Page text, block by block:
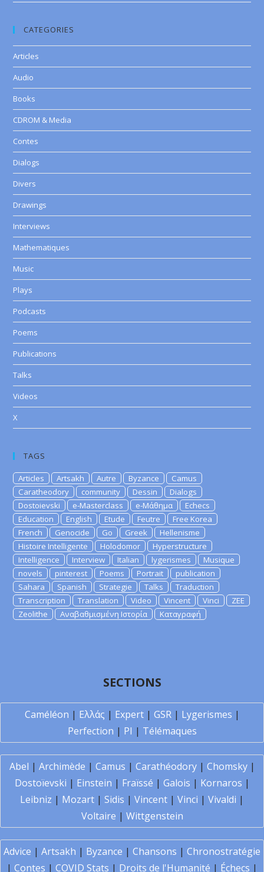
CATEGORIES
Articles
Audio
Books
CDROM & Media
Contes
Dialogs
Divers
Drawings
Interviews
Mathematiques
Music
Plays
Podcasts
Poems
Publications
Talks
Videos
X
TAGS
Articles Artsakh Autre Byzance
Camus
Caratheodory
community Dessin
Dialogs
Dostoievski
e-Masterclass e-Μάθημα
Echecs
Education
English Etude Feutre
Free Korea
French
Genocide Go Greek
Hellenisme
Histoire Intelligente
Holodomor
Hyperstructure
Intelligence
Interview Italian lygerismes
Musique
novels
pinterest Poems Portrait
publication
Sahara
Spanish Strategie Talks
Traduction
Transcription
Translation Video Vincent Vinci
ZEE
Zeolithe
Αναβαθμισμένη Ιστορία Καταγραφή
SECTIONS
Caméléon | Ελλάς | Expert| GSR| Lygerismes |
Perfection | PI | Télémaques
Abel | Archimède | Camus | Carathéodory| Chomsky|
Dostoïevski | Einstein | Fraïssé | Galois | Kornaros |
Leibniz | Mozart | Sidis | Vincent | Vinci | Vivaldi |
Voltaire | Wittgenstein
Advice | Artsakh | Byzance | Chansons | Chronostratégie
| Contes | COVID Stats | Droits de l'Humanité | Échecs |